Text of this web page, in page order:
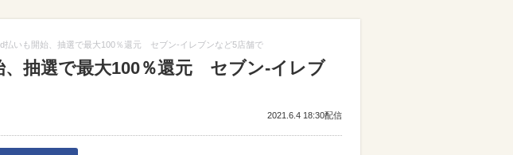
d払いも開始、抽選で最大100％還元 セブン‐イレブンなど5店舗で
、抽選で最大100％還元 セブン‐イレブ
2021.6.4 18:30配信